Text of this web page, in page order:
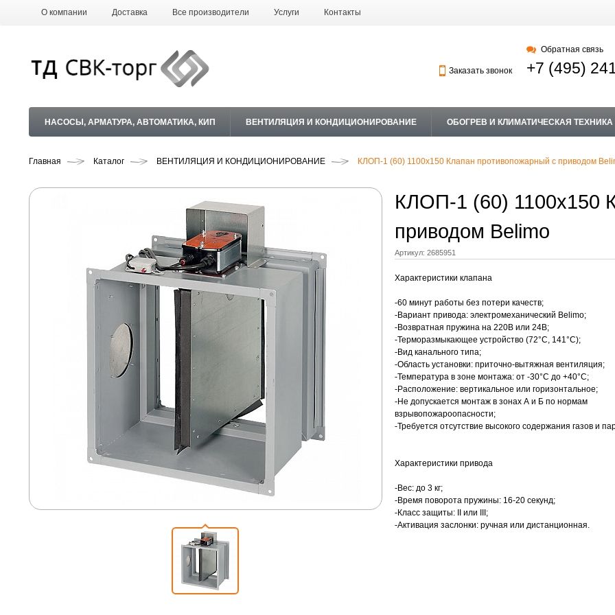
О компании Доставка Все производители Услуги Контакты
Заказать звонок
Обратная связь
+7 (495)
НАСОСЫ, АРМАТУРА, АВТОМАТИКА, КИП ВЕНТИЛЯЦИЯ И КОНДИЦИОНИРОВАНИЕ ОБОГРЕВ И КЛИМАТИЧЕСКАЯ ТЕХНИКА
Главная Каталог ВЕНТИЛЯЦИЯ И КОНДИЦИОНИРОВАНИЕ КЛОП-1 (60) 1100х150 Клапан противопожарный с приводом
КЛОП-1 (60) 1100х150
приводом Belimo
Артикул: 2685951
Характеристики клапана
-60 минут работы без потери качеств;
-Вариант привода: электромеханический Belimo;
-Возвратная пружина на 220В или 24В;
-Терморазмыкающее устройство (72°С, 141°С);
-Вид канального типа;
-Область установки: приточно-вытяжная вентиляция;
-Температура в зоне монтажа: от -30°C до +40°С;
-Расположение: вертикальное или горизонтальное;
-Не допускается монтаж в зонах А и Б по нормам
взрывопожароопасности;
-Требуется отсутствие высокого содержания газов и
Характеристики привода
-Вес: до 3 кг;
-Время поворота пружины: 16-20 секунд;
-Класс защиты: II или III;
-Активация заслонки: ручная или дистанционная.